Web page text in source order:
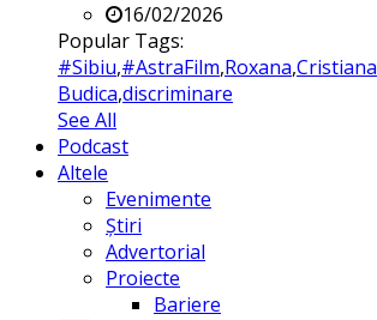
16/02/2026
Popular Tags:
#Sibiu,#AstraFilm,Roxana,Cristiana
Budica,discriminare
See All
Podcast
Altele
Evenimente
Știri
Advertorial
Proiecte
Bariere